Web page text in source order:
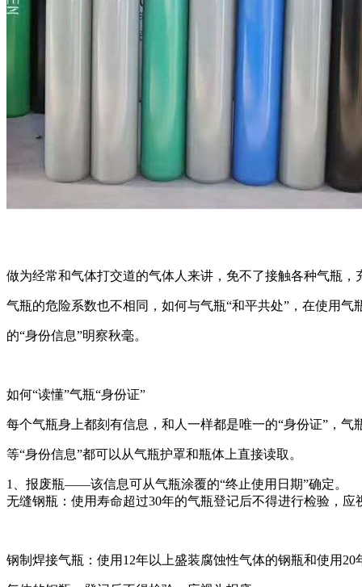
做为经常和气体打交道的气体人来讲，免不了接触各种气瓶，
气瓶的危险系数也不相同，如何与气瓶“和平共处”，在使用气
的“身份信息”明察秋毫。
如何“读懂”气瓶“身份证”
每个气瓶身上都刻有信息，和人一样都是唯一的“身份证”，气
等“身份信息”都可以从气瓶护罩和瓶体上直接读取。
1、报废瓶——该信息可从气瓶涂覆的“终止使用日期”确定。
无缝钢瓶：使用寿命超过30年的气瓶登记后不得进行检验，应
钢制焊接气瓶：使用12年以上盛装腐蚀性气体的钢瓶和使用20